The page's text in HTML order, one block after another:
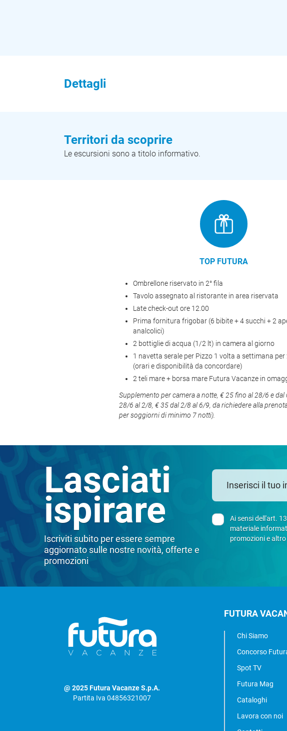
Dettagli
Territori da scoprire
Le escursioni sono a titolo informativo.
TOP FUTURA
Ombrellone riservato in 2° fila
Tavolo assegnato al ristorante in area riservata
Late check-out ore 12.00
Prima fornitura frigobar (6 bibite + 4 succhi + 2
analcolici)
2 bottiglie di acqua (1/2 lt) in camera al giorno
1 navetta serale per Pizzo 1 volta a settimana per
(orari e disponibilità da concordare)
2 teli mare + borsa mare Futura Vacanze in
Supplemento per camera a notte, € 25 fino al 28/6 e dal
28/6 al 2/8, € 35 dal 2/8 al 6/9, da richiedere alla
per soggiorni di minimo 7 notti).
Lasciati
ispirare
Iscriviti subito per essere sempre
aggiornato sulle nostre novità, offerte e
promozioni
Ai sensi dell'art.
materiale
promozioni e
@ 2025 Futura Vacanze S.p.A.
Partita Iva 04856321007
FUTURA
Chi Siamo
Concorso
Spot TV
Futura Mag
Cataloghi
Lavora con noi